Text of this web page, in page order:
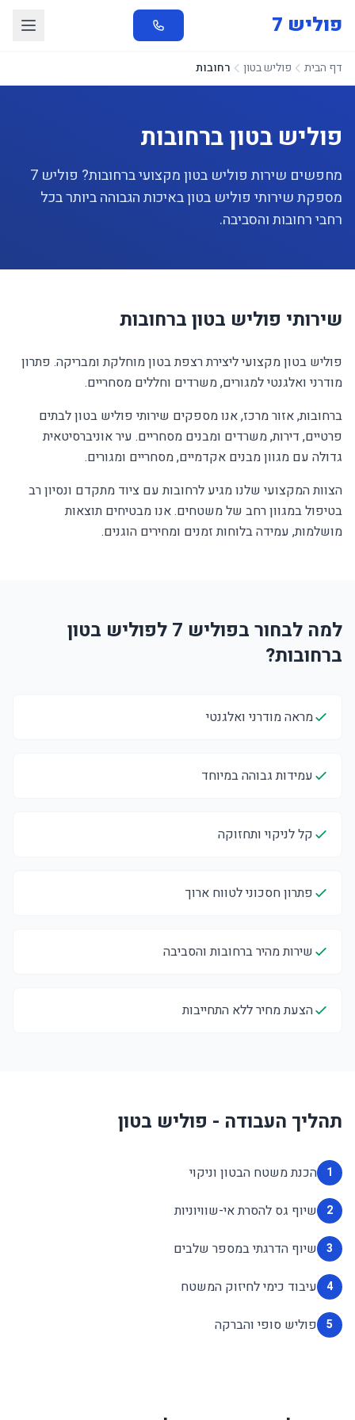
פוליש 7
דף הבית פוליש בטון רחובות
פוליש בטון ברחובות
מחפשים שירות פוליש בטון מקצועי ברחובות? פוליש 7
מספקת שירותי פוליש בטון באיכות הגבוהה ביותר בכל
רחבי רחובות והסביבה.
שירותי פוליש בטון ברחובות
פוליש בטון מקצועי ליצירת רצפת בטון מוחלקת ומבריקה. פתרון
מודרני ואלגנטי למגורים, משרדים וחללים מסחריים.
ברחובות, אזור מרכז, אנו מספקים שירותי פוליש בטון לבתים
פרטיים, דירות, משרדים ומבנים מסחריים. עיר אוניברסיטאית
גדולה עם מגוון מבנים אקדמיים, מסחריים ומגורים.
הצוות המקצועי שלנו מגיע לרחובות עם ציוד מתקדם ונסיון רב
בטיפול במגוון רחב של משטחים. אנו מבטיחים תוצאות
מושלמות, עמידה בלוחות זמנים ומחירים הוגנים.
למה לבחור בפוליש 7 לפוליש בטון
ברחובות?
מראה מודרני ואלגנטי
עמידות גבוהה במיוחד
קל לניקוי ותחזוקה
פתרון חסכוני לטווח ארוך
שירות מהיר ברחובות והסביבה
הצעת מחיר ללא התחייבות
תהליך העבודה - פוליש בטון
1 הכנת משטח הבטון וניקוי
2 שיוף גס להסרת אי-שוויוניות
3 שיוף הדרגתי במספר שלבים
4 עיבוד כימי לחיזוק המשטח
5 פוליש סופי והברקה